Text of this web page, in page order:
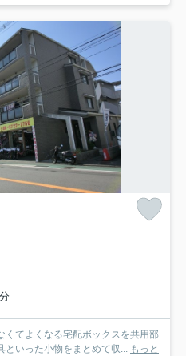
くてよくなる宅配ボックスを共用部
といった小物をまとめて収... もっと